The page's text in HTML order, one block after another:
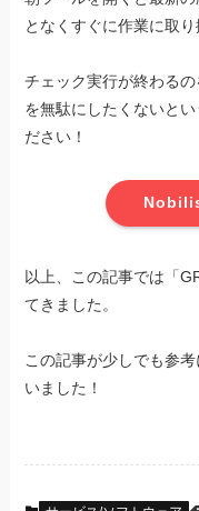
となくすぐに作業に取
チェック実行が終わる
を無駄にしたくないと
ださい！
以上、この記事では「
てきました。
この記事が少しでも参
いました！